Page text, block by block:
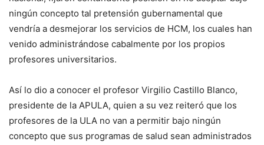
ningún concepto tal pretensión gubernamental que
vendría a desmejorar los servicios de HCM, los cuales han
venido administrándose cabalmente por los propios
profesores universitarios.
Así lo dio a conocer el profesor Virgilio Castillo Blanco,
presidente de la APULA, quien a su vez reiteró que los
profesores de la ULA no van a permitir bajo ningún
concepto que sus programas de salud sean administrados